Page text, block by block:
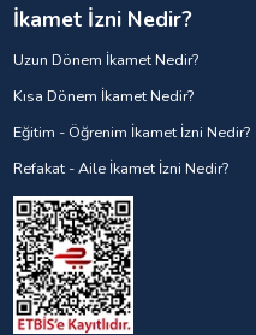
İkamet İzni Nedir?
Uzun Dönem İkamet Nedir?
Kısa Dönem İkamet Nedir?
Eğitim - Öğrenim İkamet İzni Nedir?
Refakat - Aile İkamet İzni Nedir?